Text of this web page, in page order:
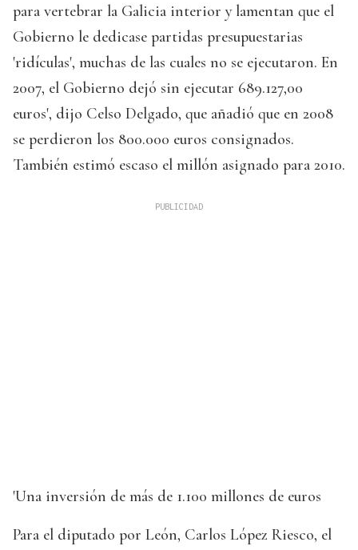
para vertebrar la Galicia interior y lamentan que el
Gobierno le dedicase partidas presupuestarias
'ridículas', muchas de las cuales no se ejecutaron. En
2007, el Gobierno dejó sin ejecutar 689.127,00
euros', dijo Celso Delgado, que añadió que en 2008
se perdieron los 800.000 euros consignados.
También estimó escaso el millón asignado para 2010.
'Una inversión de más de 1.100 millones de euros
Para el diputado por León, Carlos López Riesco, el